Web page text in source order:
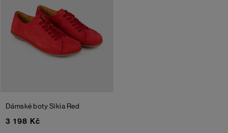
Dámské boty Sikia Red
3 198 Kč